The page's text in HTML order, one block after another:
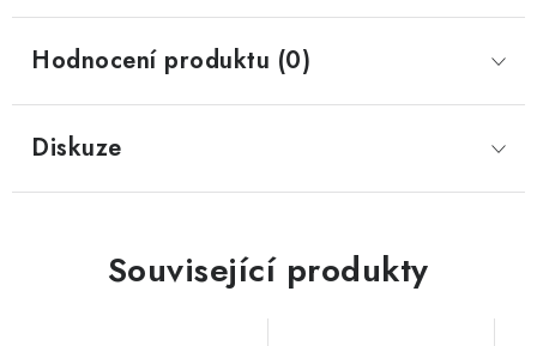
Hodnocení produktu (0)
Diskuze
Související produkty